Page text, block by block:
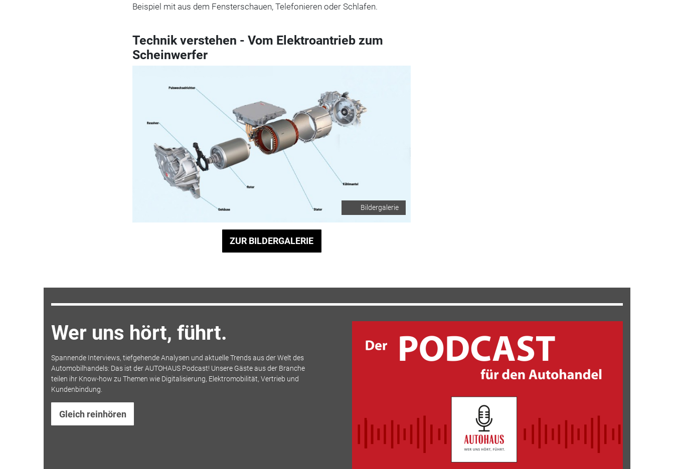
Beispiel mit aus dem Fensterschauen, Telefonieren oder Schlafen.
Technik verstehen - Vom Elektroantrieb zum
Scheinwerfer
Bildergalerie
ZUR BILDERGALERIE
Wer uns hört, führt.
Spannende Interviews, tiefgehende Analysen und aktuelle Trends aus der Welt des
Automobilhandels: Das ist der AUTOHAUS Podcast! Unsere Gäste aus der Branche
teilen ihr Know-how zu Themen wie Digitalisierung, Elektromobilität, Vertrieb und
Kundenbindung.
Gleich reinhören